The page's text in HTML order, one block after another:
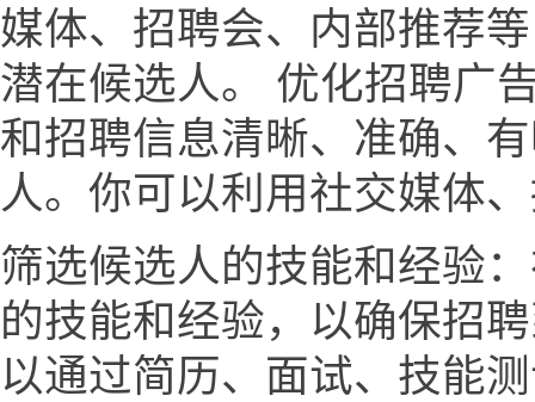
媒体、招聘会、内部推荐
潜在候选人。 优化招聘广
和招聘信息清晰、准确、
人。你可以利用社交媒体
筛选候选人的技能和经验
的技能和经验，以确保招
以通过简历、面试、技能